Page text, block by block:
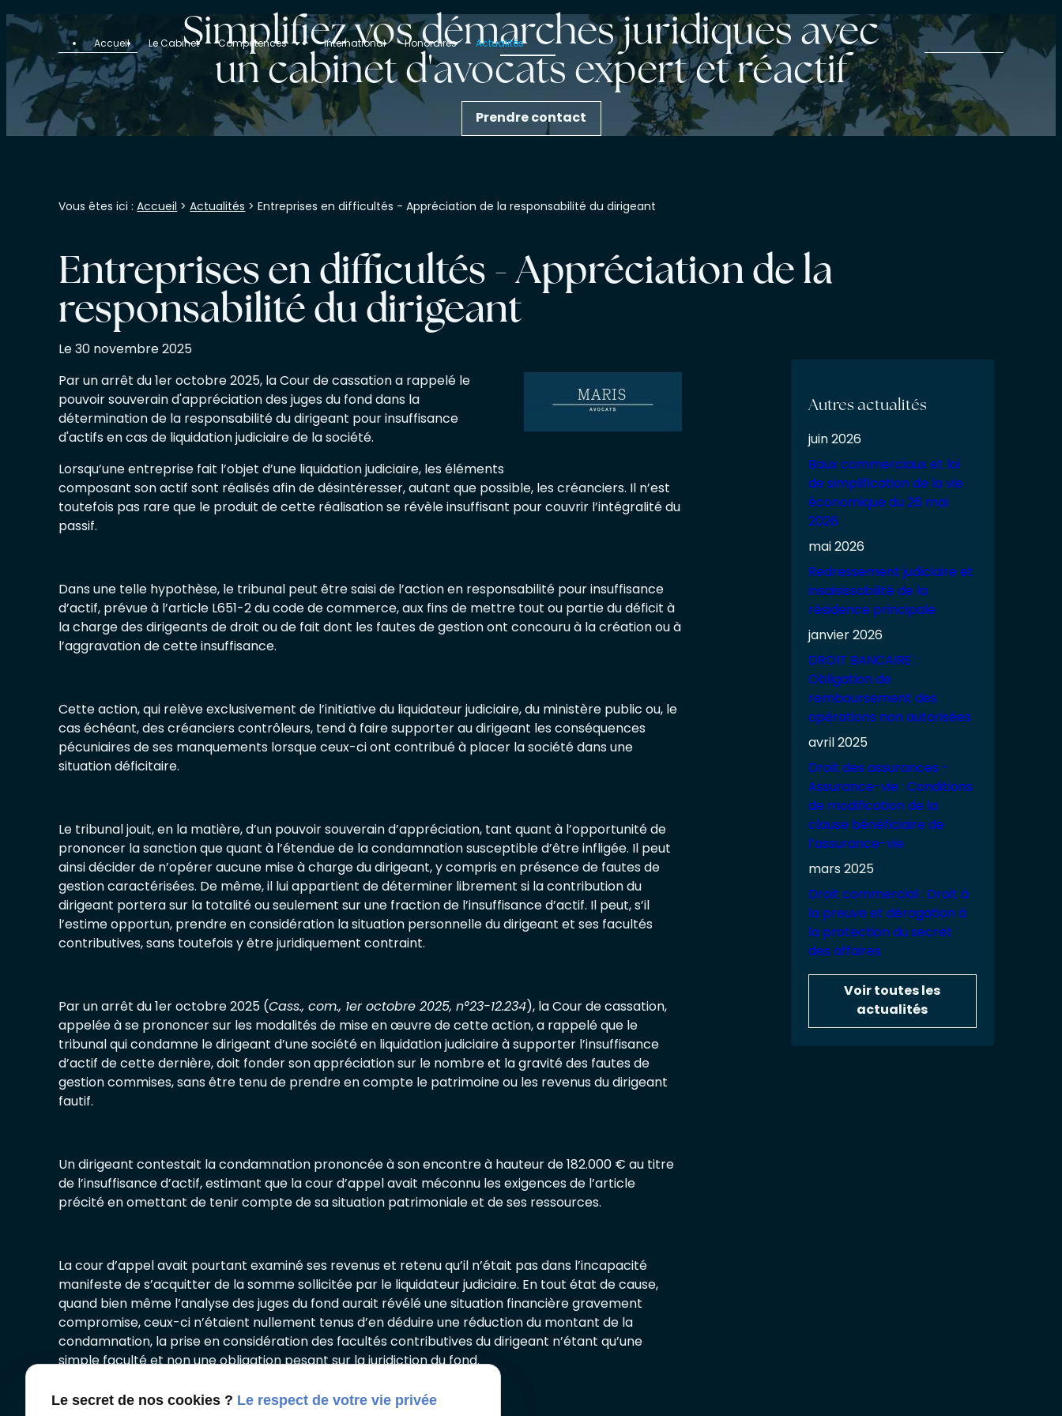
Accueil Le Cabinet Compétences International Honoraires Actualités
Simplifiez vos démarches juridiques avec
un cabinet d'avocats expert et réactif
Prendre contact
Vous êtes ici : Accueil >Actualités > Entreprises en difficultés - Appréciation de la responsabilité du dirigeant
Entreprises en difficultés - Appréciation de la
responsabilité du dirigeant
Le30 novembre 2025
Par un arrêt du 1er octobre 2025, la Cour de cassation a rappelé le
pouvoir souverain d'appréciation des juges du fond dans la
détermination de la responsabilité du dirigeant pour insuffisance
d'actifs en cas de liquidation judiciaire de la société.
Lorsqu’une entreprise fait l’objet d’une liquidation judiciaire, les éléments
composant son actif sont réalisés afin de désintéresser, autant que possible, les créanciers. Il n’est
toutefois pas rare que le produit de cette réalisation se révèle insuffisant pour couvrir l’intégralité du
passif.
Dans une telle hypothèse, le tribunal peut être saisi de l’action en responsabilité pour insuffisance
d’actif, prévue à l’article L651-2 du code de commerce, aux fins de mettre tout ou partie du déficit à
la charge des dirigeants de droit ou de fait dont les fautes de gestion ont concouru à la création ou à
l’aggravation de cette insuffisance.
Cette action, qui relève exclusivement de l’initiative du liquidateur judiciaire, du ministère public ou, le
cas échéant, des créanciers contrôleurs, tend à faire supporter au dirigeant les conséquences
pécuniaires de ses manquements lorsque ceux-ci ont contribué à placer la société dans une
situation déficitaire.
Le tribunal jouit, en la matière, d’un pouvoir souverain d’appréciation, tant quant à l’opportunité de
prononcer la sanction que quant à l’étendue de la condamnation susceptible d’être infligée. Il peut
ainsi décider de n’opérer aucune mise à charge du dirigeant, y compris en présence de fautes de
gestion caractérisées. De même, il lui appartient de déterminer librement si la contribution du
dirigeant portera sur la totalité ou seulement sur une fraction de l’insuffisance d’actif. Il peut, s’il
l’estime opportun, prendre en considération la situation personnelle du dirigeant et ses facultés
contributives, sans toutefois y être juridiquement contraint.
Par un arrêt du 1er octobre 2025 (Cass., com., 1er octobre 2025, n°23-12.234), la Cour de cassation,
appelée à se prononcer sur les modalités de mise en œuvre de cette action, a rappelé que le
tribunal qui condamne le dirigeant d’une société en liquidation judiciaire à supporter l’insuffisance
d’actif de cette dernière, doit fonder son appréciation sur le nombre et la gravité des fautes de
gestion commises, sans être tenu de prendre en compte le patrimoine ou les revenus du dirigeant
fautif.
Un dirigeant contestait la condamnation prononcée à son encontre à hauteur de 182.000 € au titre
de l’insuffisance d’actif, estimant que la cour d’appel avait méconnu les exigences de l’article
précité en omettant de tenir compte de sa situation patrimoniale et de ses ressources.
La cour d’appel avait pourtant examiné ses revenus et retenu qu’il n’était pas dans l’incapacité
manifeste de s’acquitter de la somme sollicitée par le liquidateur judiciaire. En tout état de cause,
quand bien même l’analyse des juges du fond aurait révélé une situation financière gravement
compromise, ceux-ci n’étaient nullement tenus d’en déduire une réduction du montant de la
condamnation, la prise en considération des facultés contributives du dirigeant n’étant qu’une
simple faculté et non une obligation pesant sur la juridiction du fond.
X (formerly Twitter) est désactivé. Autoriser Facebook est désactivé. Autoriser
Autres actualités
juin 2026
Baux commerciaux et loi
de simplification de la vie
économique du 26 mai
2026
mai 2026
Redressement judiciaire et
insaisissabilité de la
résidence principale
janvier 2026
DROIT BANCAIRE :
Obligation de
remboursement des
opérations non autorisées
avril 2025
Droit des assurances -
Assurance-vie : Conditions
de modification de la
clause bénéficiaire de
l’assurance-vie
mars 2025
Droit commercial : Droit à
la preuve et dérogation à
la protection du secret
des affaires
Voir toutes les
actualités
Le secret de nos cookies ? Le respect de votre vie privée